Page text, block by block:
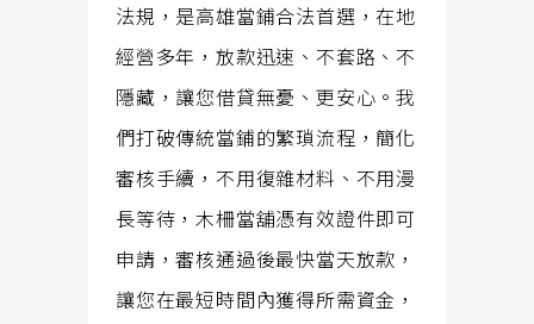
法規，是高雄當鋪合法首選，在地
經營多年，放款迅速、不套路、不
隱藏，讓您借貸無憂、更安心。我
們打破傳統當鋪的繁瑣流程，簡化
審核手續，不用復雜材料、不用漫
長等待，木柵當舖憑有效證件即可
申請，審核通過後最快當天放款，
讓您在最短時間內獲得所需資金，